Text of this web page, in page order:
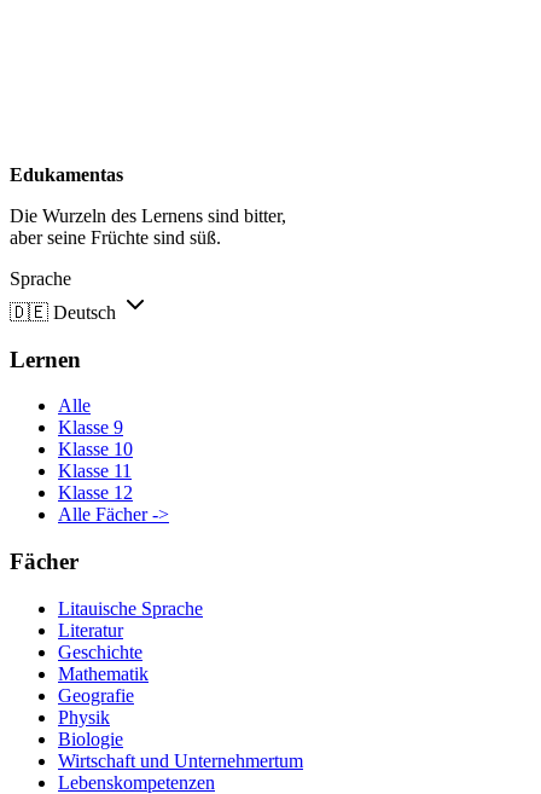
Edukamentas
Die Wurzeln des Lernens sind bitter,
aber seine Früchte sind süß.
Sprache
🇩🇪 Deutsch
Lernen
Alle
Klasse 9
Klasse 10
Klasse 11
Klasse 12
Alle Fächer ->
Fächer
Litauische Sprache
Literatur
Geschichte
Mathematik
Geografie
Physik
Biologie
Wirtschaft und Unternehmertum
Lebenskompetenzen